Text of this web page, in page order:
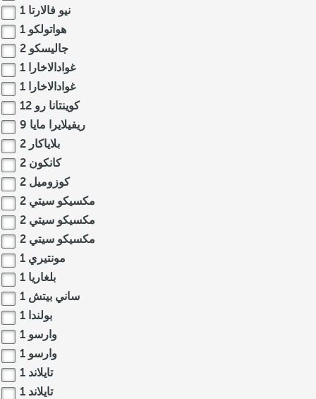
نيو فالارتا 1
هواتولكو 1
جاليسكو 2
غوادالاخارا 1
غوادالاخارا 1
كوينتانا رو 12
ريفيلايرا مايا 9
بلاياكار 2
كانكون 2
كوزوميل 2
مكسيكو سيتي 2
مكسيكو سيتي 2
مكسيكو سيتي 2
مونتيري 1
بلغاريا 1
ساني بيتش 1
بولندا 1
وارسو 1
وارسو 1
تايلاند 1
تايلاند 1